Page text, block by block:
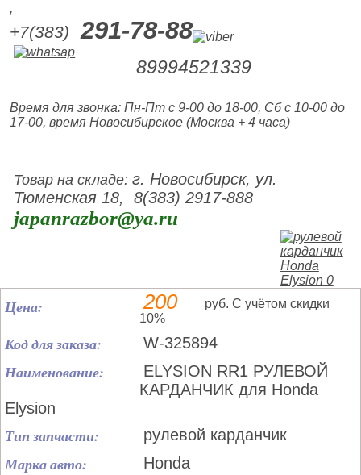
,
+7(383) 291-78-88
89994521339
Время для звонка: Пн-Пт с 9-00 до 18-00, Сб с 10-00 до
17-00, время Новосибирское (Москва + 4 часа)
Товар на складе:г. Новосибирск, ул.
Тюменская 18, 8(383) 2917-888
japanrazbor@ya.ru
Цена: 200
руб. С учётом скидки
10%
Код для заказа: W-325894
Наименование:
ELYSION RR1 РУЛЕВОЙ
КАРДАНЧИК для Honda
Elysion
Тип запчасти: рулевой карданчик
Марка авто: Honda